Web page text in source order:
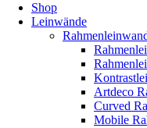
Shop
Leinwände
Artdeco
Curved
Mobile